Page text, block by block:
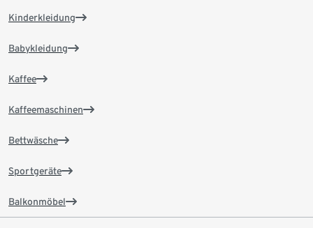
Kinderkleidung
Babykleidung
Kaffee
Kaffeemaschinen
Bettwäsche
Sportgeräte
Balkonmöbel